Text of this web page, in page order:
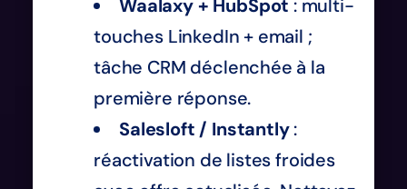
Waalaxy + HubSpot : multi-
touches LinkedIn + email ;
tâche CRM déclenchée à la
première réponse.
Salesloft / Instantly:
réactivation de listes froides